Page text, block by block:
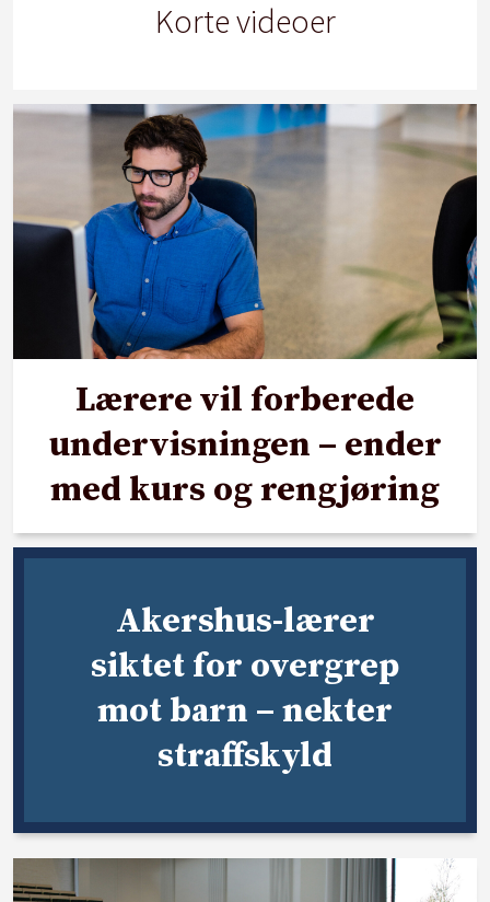
Korte videoer
Lærere vil forberede
undervisningen – ender
med kurs og rengjøring
Akershus-lærer
siktet for overgrep
mot barn – nekter
straffskyld